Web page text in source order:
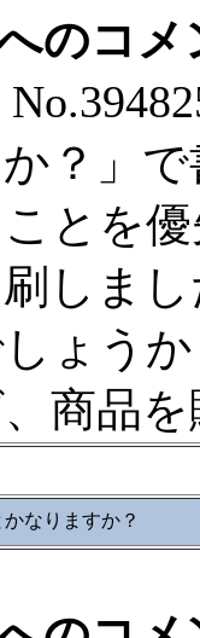
のコメ
？」
とを
しま
ょう
商品
なりますか？